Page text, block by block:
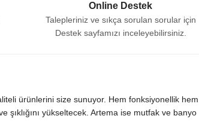
Online Destek
Talepleriniz ve sıkça sorulan sorular için
Destek sayfamızı inceleyebilirsiniz.
ürünlerini size sunuyor. Hem fonksiyonellik
yükseltecek. Artema ise mutfak ve